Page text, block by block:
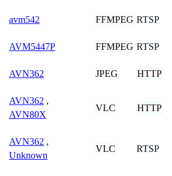
avm542 FFMPEG RTSP
AVM5447P FFMPEG RTSP
AVN362 JPEG HTTP
AVN362 ,
AVN80X
VLC HTTP
AVN362 ,
Unknown
VLC RTSP